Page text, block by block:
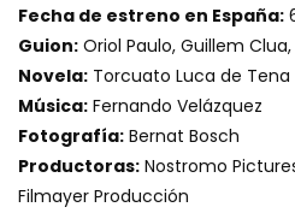
Fecha de estreno en España:
Guion: Oriol Paulo, Guillem
Novela: Torcuato Luca de Tena
Música: Fernando Velázquez
Fotografía: Bernat Bosch
Productoras: Nostromo
Filmayer Producción